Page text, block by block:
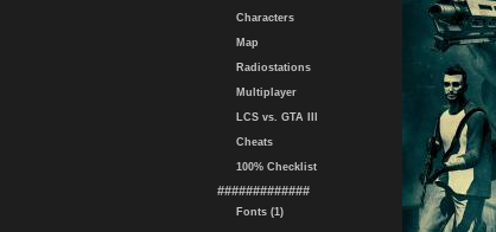
Characters
Map
Radiostations
Multiplayer
LCS vs. GTA III
Cheats
100% Checklist
#############
Fonts (1)